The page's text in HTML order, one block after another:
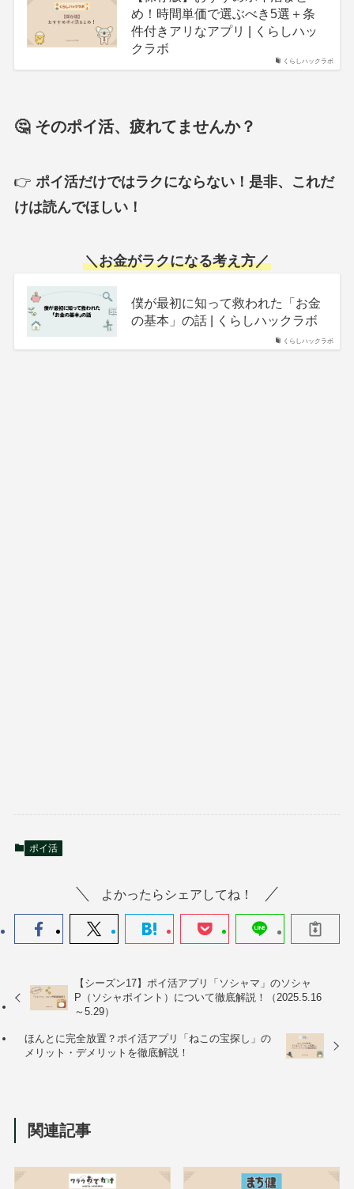
くらしハックラボ
め！時間単価で選ぶべき5選＋条
件付きアリなアプリ | くらしハッ
クラボ
🤔 そのポイ活、疲れてませんか？
👉 ポイ活だけではラクにならない！ 是非、これだ
けは読んでほしい！
＼お金がラクになる考え方／
くらしハックラボ
僕が最初に知って救われた「お金
の基本」の話 | くらしハックラボ
ポイ活
よかったらシェアしてね！
【シーズン17】ポイ活アプリ「ソシャマ」のソシャ
P（ソシャポイント）について徹底解説！（2025.5.16
～5.29）
ほんとに完全放置？ポイ活アプリ「ねこの宝探し」の
メリット・デメリットを徹底解説！
関連記事